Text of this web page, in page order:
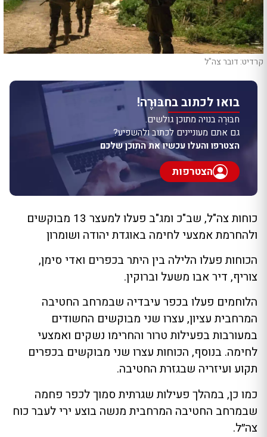
קרדיט: דובר צה"ל
בואו לכתוב בחבּוּרֶה!
חבּוּרֶה בנויה מתוכן גולשים.
גם אתם מעוניינים לכתוב ולהשפיע?
הצטרפו והעלו עכשיו את התוכן שלכם
הצטרפות
כוחות צה"ל, שב"כ ומג"ב פעלו למעצר 13 מבוקשים
ולהחרמת אמצעי לחימה באוגדת יהודה ושומרון
הכוחות פעלו הלילה בין היתר בכפרים ואדי סימן,
צוריף, דיר אבו משעל וברוקין.
הלוחמים פעלו בכפר עיבדיה שבמרחב החטיבה
המרחבית עציון, עצרו שני מבוקשים החשודים
במעורבות בפעילות טרור והחרימו נשקים ואמצעי
לחימה. בנוסף, הכוחות עצרו שני מבוקשים בכפרים
תקוע ועיזריה שבגזרת החטיבה.
כמו כן, במהלך פעילות שגרתית סמוך לכפר פחמה
שבמרחב החטיבה המרחבית מנשה בוצע ירי לעבר כוח
צה״ל.